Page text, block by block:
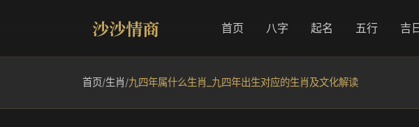
沙沙情商 首页 八字 起名 五行 吉日
首页/生肖/九四年属什么生肖_九四年出生对应的生肖及文化解读